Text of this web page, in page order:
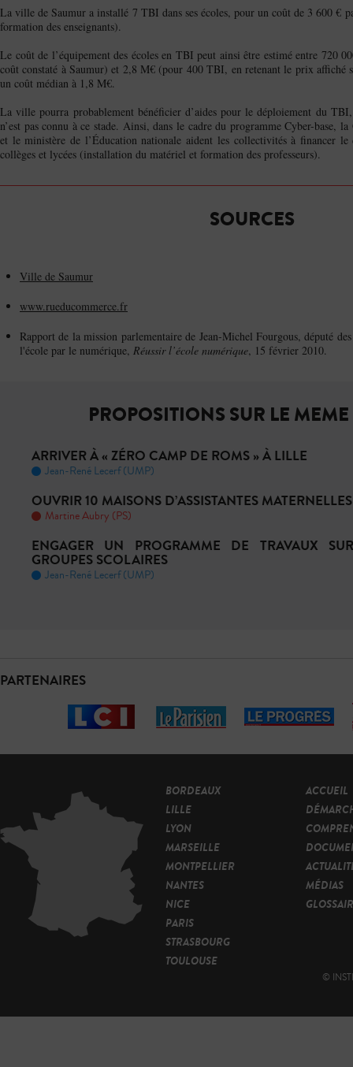
La ville de Saumur a installé 7 TBI dans ses écoles, pour un coût de 3 600 €
formation des enseignants).
Le coût de l’équipement des écoles en TBI peut ainsi être estimé entre 720
coût constaté à Saumur) et 2,8 M€ (pour 400 TBI, en retenant le prix affiché
un coût médian à 1,8 M€.
La ville pourra probablement bénéficier d’aides pour le déploiement du
n’est pas connu à ce stade. Ainsi, dans le cadre du programme Cyber-base, la
et le ministère de l’Éducation nationale aident les collectivités à financer
collèges et lycées (installation du matériel et formation des professeurs).
SOURCES
Ville de Saumur
www.rueducommerce.fr
Rapport de la mission parlementaire de Jean-Michel Fourgous, député
l'école par le numérique, Réussir l’école numérique, 15 février 2010.
PROPOSITIONS SUR LE
ARRIVER À « ZÉRO CAMP DE ROMS » À LILLE
Jean-René Lecerf (UMP)
OUVRIR 10 MAISONS D’ASSISTANTES MATERNELLES
Martine Aubry (PS)
ENGAGER UN PROGRAMME DE TRAVAUX
GROUPES SCOLAIRES
Jean-René Lecerf (UMP)
PARTENAIRES
BORDEAUX
LILLE
LYON
MARSEILLE
MONTPELLIER
NANTES
NICE
PARIS
STRASBOURG
TOULOUSE
ACCUEIL
MÉDIAS
©